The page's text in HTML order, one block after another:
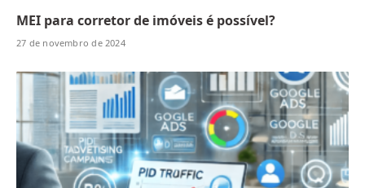
MEI para corretor de imóveis é possível?
27 de novembro de 2024